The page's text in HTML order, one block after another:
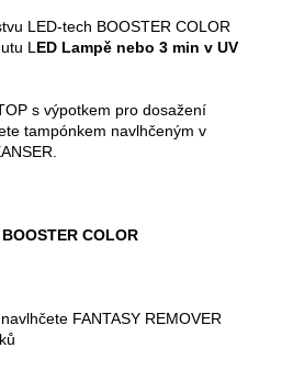
LED-tech BOOSTER COLOR
L ED Lampě nebo 3 min v UV
s výpotkem pro dosažení
tampónkem navlhčeným v
COLOR
navlhčete FANTASY REMOVER